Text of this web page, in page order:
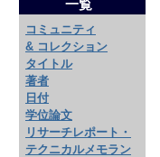
一覧
コミュニティ
& コレクション
タイトル
著者
日付
学位論文
リサーチレポート・
テクニカルメモラン